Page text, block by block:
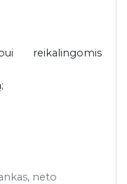
reikalingomis
neto